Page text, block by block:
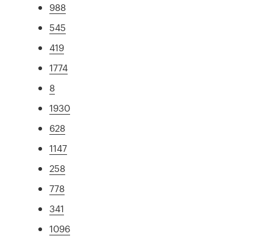
988
545
419
1774
8
1930
628
1147
258
778
341
1096